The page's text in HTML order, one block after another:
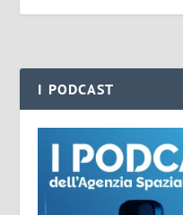
I PODCAST